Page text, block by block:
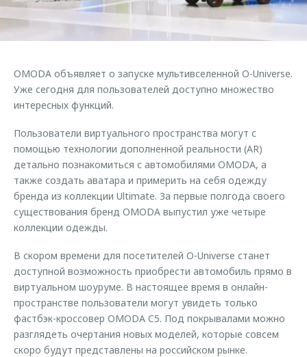
Страхование
Кредитный калькулятор
Одежда и сувениры
Оригинальные аксессуары
Трейд-ин
Калькулятор трейд-ин
Руководства по эксплуатации
Клиентская поддержка
Клуб владельцев OMODA
Приложение O&J
Аксессуары
Одежда и сувениры
Оригинальные аксессуары
Запчасти
Обратная связь
OMODA объявляет о запуске мультивселенной O-Universe.
Уже сегодня для пользователей доступно множество
интересных функций.
Пользователи виртуального пространства могут с
помощью технологии дополненной реальности (AR)
детально познакомиться с автомобилями OMODA, а
также создать аватара и примерить на себя одежду
бренда из коллекции Ultimate. За первые полгода своего
существования бренд OMODA выпустил уже четыре
коллекции одежды.
В скором времени для посетителей O-Universe станет
доступной возможность приобрести автомобиль прямо в
виртуальном шоуруме. В настоящее время в онлайн-
пространстве пользователи могут увидеть только
фастбэк-кроссовер OMODA C5. Под покрывалами можно
разглядеть очертания новых моделей, которые совсем
скоро будут представлены на российском рынке.